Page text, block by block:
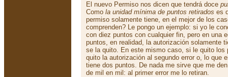
El nuevo Permiso nos dicen que tendrá doce
Como la unidad mínima de puntos retirados es
permiso solamente tiene, en el mejor de los
comprenden? Le pongo un ejemplo: si yo le
con diez puntos con cualquier fin, pero en una
puntos, en realidad, la autorización solamente
se la quito. En este mismo caso, si le quito los
quito la autorización al segundo error o, lo que
tiene dos puntos. De nada me sirve que me
de mil en mil: al primer error me lo retiran.